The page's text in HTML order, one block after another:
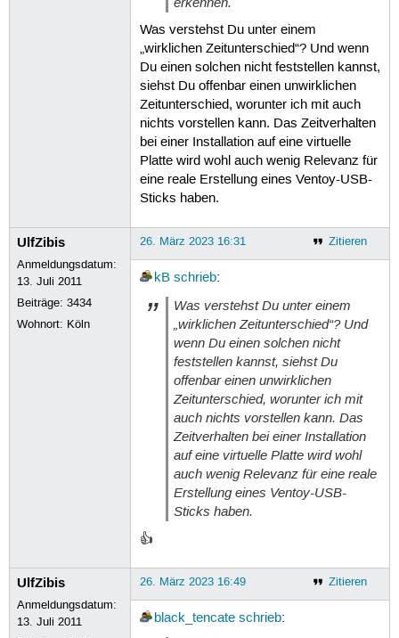
Was verstehst Du unter einem
„wirklichen Zeitunterschied“? Und wenn
Du einen solchen nicht feststellen kannst,
siehst Du offenbar einen unwirklichen
Zeitunterschied, worunter ich mit auch
nichts vorstellen kann. Das Zeitverhalten
bei einer Installation auf eine virtuelle
Platte wird wohl auch wenig Relevanz für
eine reale Erstellung eines Ventoy-USB-
Sticks haben.
UlfZibis
Anmeldungsdatum:
13. Juli 2011
Beiträge:3434
Wohnort: Köln
Zitieren
26. März 2023 16:31
kB schrieb:
Was verstehst Du unter einem
„wirklichen Zeitunterschied“? Und
wenn Du einen solchen nicht
feststellen kannst, siehst Du
offenbar einen unwirklichen
Zeitunterschied, worunter ich mit
auch nichts vorstellen kann. Das
Zeitverhalten bei einer Installation
auf eine virtuelle Platte wird wohl
auch wenig Relevanz für eine reale
Erstellung eines Ventoy-USB-
Sticks haben.
👍
UlfZibis
Anmeldungsdatum:
13. Juli 2011
Zitieren
26. März 2023 16:49
black_tencate schrieb: